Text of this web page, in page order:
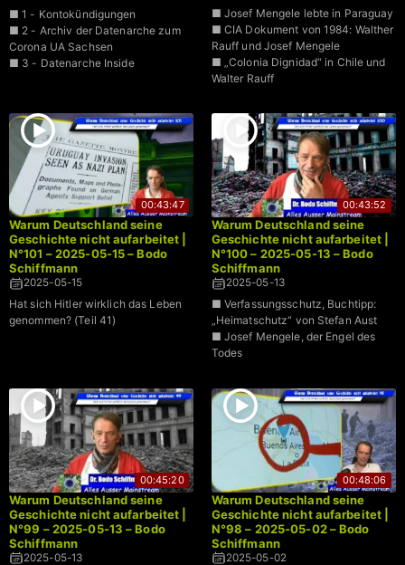
■ 1 - Kontokündigungen
■ 2 - Archiv der Datenarche zum
Corona UA Sachsen
■ 3 - Datenarche Inside
■ Josef Mengele lebte in Paraguay
■ CIA Dokument von 1984: Walther
Rauff und Josef Mengele
■ „Colonia Dignidad“ in Chile und
Walter Rauff
00:43:47
Warum Deutschland seine
Geschichte nicht aufarbeitet |
N°101 – 2025-05-15 – Bodo
Schiffmann
2025-05-15
Hat sich Hitler wirklich das Leben
genommen? (Teil 41)
00:43:52
Warum Deutschland seine
Geschichte nicht aufarbeitet |
N°100 – 2025-05-13 – Bodo
Schiffmann
2025-05-13
■ Verfassungsschutz, Buchtipp:
„Heimatschutz“ von Stefan Aust
■ Josef Mengele, der Engel des
Todes
00:45:20
Warum Deutschland seine
Geschichte nicht aufarbeitet |
N°99 – 2025-05-13 – Bodo
Schiffmann
2025-05-13
00:48:06
Warum Deutschland seine
Geschichte nicht aufarbeitet |
N°98 – 2025-05-02 – Bodo
Schiffmann
2025-05-02